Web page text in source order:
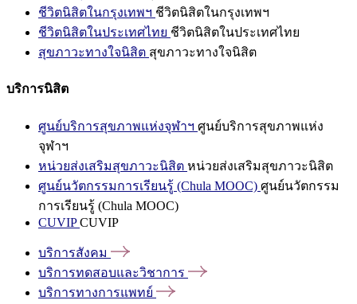
ชีวิตนิสิตในกรุงเทพฯ ชีวิตนิสิตในกรุงเทพฯ
ชีวิตนิสิตในประเทศไทย ชีวิตนิสิตในประเทศไทย
สุขภาวะทางใจนิสิต สุขภาวะทางใจนิสิต
บริการนิสิต
ศูนย์บริการสุขภาพแห่งจุฬาฯ ศูนย์บริการสุขภาพแห่ง
จุฬาฯ
หน่วยส่งเสริมสุขภาวะนิสิต หน่วยส่งเสริมสุขภาวะนิสิต
ศูนย์นวัตกรรมการเรียนรู้ (Chula MOOC) ศูนย์นวัตกรรม
การเรียนรู้ (Chula MOOC)
CUVIPCUVIP
บริการสังคม
บริการทดสอบและวิชาการ
บริการทางการแพทย์